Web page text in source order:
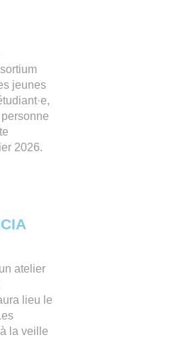
jeunes
2026.
atelier
lieu le
la veille